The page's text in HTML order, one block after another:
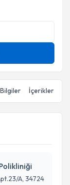
İçerikler
A, 34724